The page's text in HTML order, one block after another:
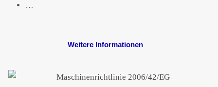
…
Weitere Informationen